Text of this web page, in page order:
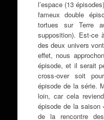
l’espace (13
fameux double
tortues sur Terre
supposition). Est-ce
des deux univers
effet, nous
épisode, et il serait
cross-over soit
épisode de la série.
loin, car cela
épisode de la saison
de la rencontre